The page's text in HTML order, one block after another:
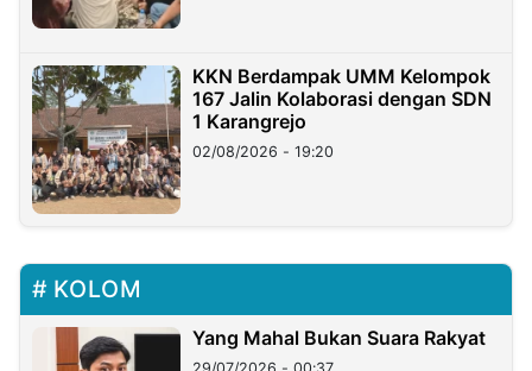
KKN Berdampak UMM Kelompok
167 Jalin Kolaborasi dengan SDN
1 Karangrejo
02/08/2026 - 19:20
KOLOM
Yang Mahal Bukan Suara Rakyat